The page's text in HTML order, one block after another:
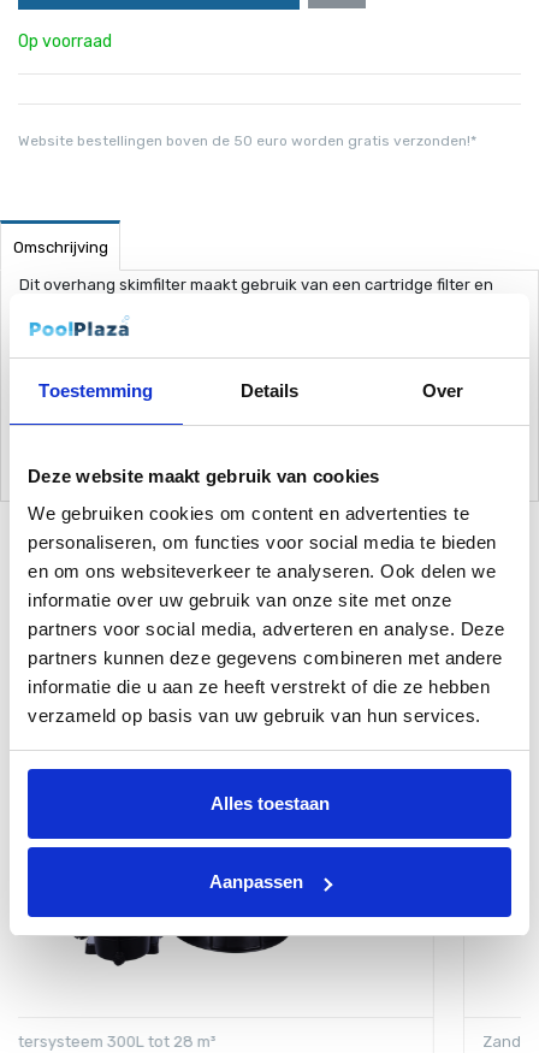
Toestemming Details Over
Deze website maakt gebruik van cookies
We gebruiken cookies om content en advertenties te
personaliseren, om functies voor social media te bieden
en om ons websiteverkeer te analyseren. Ook delen we
informatie over uw gebruik van onze site met onze
partners voor social media, adverteren en analyse. Deze
partners kunnen deze gegevens combineren met andere
informatie die u aan ze heeft verstrekt of die ze hebben
verzameld op basis van uw gebruik van hun services.
Alles toestaan
Aanpassen
Op voorraad
Website bestellingen boven de 50 euro worden gratis verzonden!*
Omschrijving
Dit overhang skimfilter maakt gebruik van een cartridge filter en
kun je eenvoudig over de rand hangen. Dit is een
vervangingsonderdeel van het Azuro staalwand zwembad
Voor meer informatie tussen de verschillen van een cartridge filter
Gerelateerde Producten
Zandfiltersysteem Emaux Pro 350SP tot 25 m³